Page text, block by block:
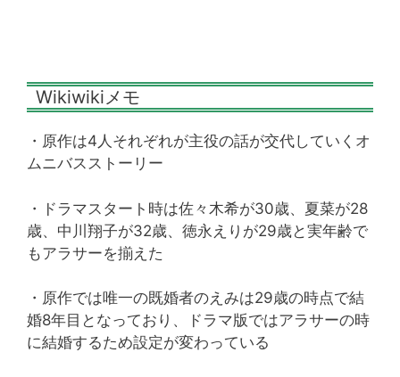
Wikiwikiメモ
・原作は4人それぞれが主役の話が交代していくオ
ムニバスストーリー
・ドラマスタート時は佐々木希が30歳、夏菜が28
歳、中川翔子が32歳、徳永えりが29歳と実年齢で
もアラサーを揃えた
・原作では唯一の既婚者のえみは29歳の時点で結
婚8年目となっており、ドラマ版ではアラサーの時
に結婚するため設定が変わっている